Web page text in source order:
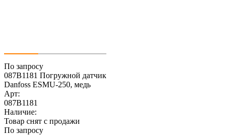
По запросу
087B1181 Погружной датчик
Danfoss ESMU-250, медь
Арт:
087B1181
Наличие:
Товар снят с продажи
По запросу